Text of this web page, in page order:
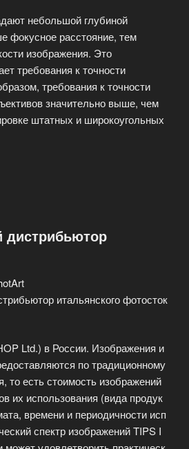
небольшой глубиной
фокусное расстояние, тем
изображения. Это
требования к точности
требования к точности
значительно выше, чем
штатных и широкоугольных
итальянского фотосток
Ltd.) в России. Изображения и
по традиционному
то есть стоимость изображений
их использования (вида продук
времени и периодичности исп
спектр изображений TIPS I